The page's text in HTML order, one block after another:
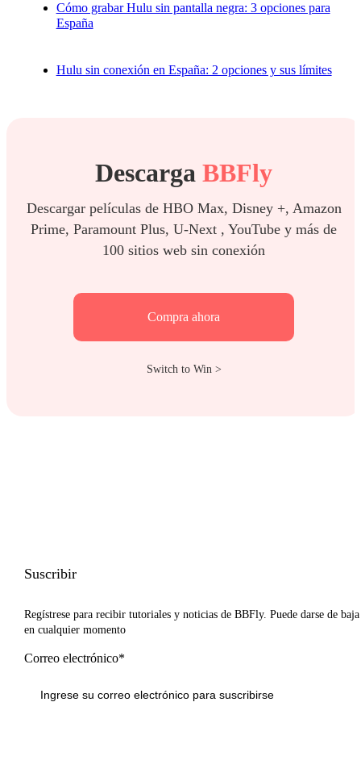
Cómo grabar Hulu sin pantalla negra: 3 opciones para
España
Hulu sin conexión en España: 2 opciones y sus límites
Descarga BBFly
Descargar películas de HBO Max, Disney +, Amazon
Prime, Paramount Plus, U-Next , YouTube y más de
100 sitios web sin conexión
Compra ahora
Switch to Win >
Suscribir
Regístrese para recibir tutoriales y noticias de BBFly. Puede darse de baja
en cualquier momento
Correo electrónico*